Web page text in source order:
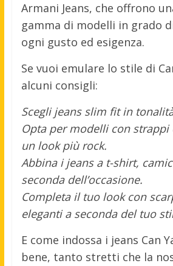
Armani Jeans, che offrono
gamma di modelli in grado
ogni gusto ed esigenza.
Se vuoi emulare lo stile di
alcuni consigli:
Scegli jeans slim fit in
Opta per modelli con strappi
un look più rock.
Abbina i jeans a t-shirt,
seconda dell’occasione.
Completa il tuo look con
eleganti a seconda del tuo
E come indossa i jeans Can
bene, tanto stretti che la